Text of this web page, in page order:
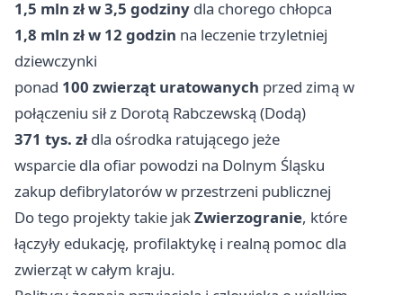
1,5 mln zł w 3,5 godziny dla chorego chłopca
1,8 mln zł w 12 godzin na leczenie trzyletniej
dziewczynki
ponad 100 zwierząt uratowanych przed zimą w
połączeniu sił z Dorotą Rabczewską (Dodą)
371 tys. zł dla ośrodka ratującego jeże
wsparcie dla ofiar powodzi na Dolnym Śląsku
zakup defibrylatorów w przestrzeni publicznej
Do tego projekty takie jakZwierzogranie, które
łączyły edukację, profilaktykę i realną pomoc dla
zwierząt w całym kraju.